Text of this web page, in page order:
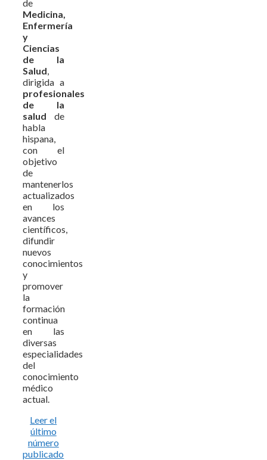
de
Medicina,
Enfermería
y
Ciencias
de la
Salud,
dirigida a
profesionales
de la
salud de
habla
hispana,
con el
objetivo
de
mantenerlos
actualizados
en los
avances
científicos,
difundir
nuevos
conocimientos
y
promover
la
formación
continua
en las
diversas
especialidades
del
conocimiento
médico
actual.
Leer el
último
número
publicado